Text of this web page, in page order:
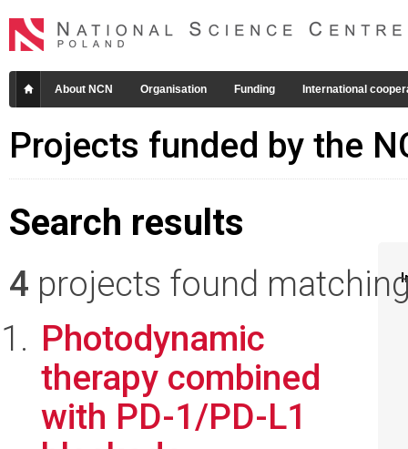
About NCN Organisation Funding International
Projects funded by the
Search results
4 projects found
Photodynamic
therapy combined
with PD-1/PD-L1